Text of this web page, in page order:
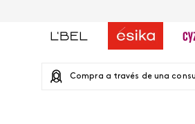
Compra a través de una